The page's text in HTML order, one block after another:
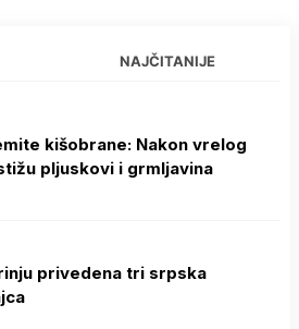
NAJČITANIJE
kišobrane: Nakon vrelog
pljuskovi i grmljavina
privedena tri srpska